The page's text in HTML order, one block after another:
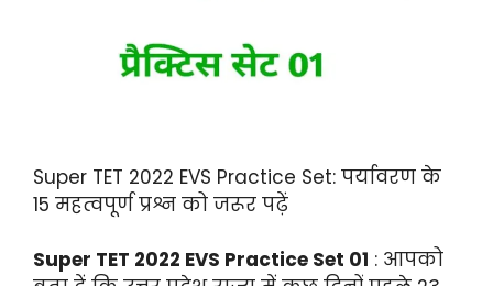
Super TET 2022 EVS Practice Set: पर्यावरण के
15 महत्वपूर्ण प्रश्न को जरूर पढ़ें
Super TET 2022 EVS Practice Set 01 : आपको